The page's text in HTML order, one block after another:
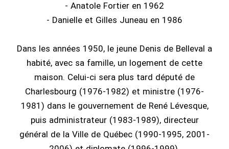
- Anatole Fortier en 1962
- Danielle et Gilles Juneau en 1986
Dans les années 1950, le jeune Denis de Belleval a
habité, avec sa famille, un logement de cette
maison. Celui-ci sera plus tard député de
Charlesbourg (1976-1982) et ministre (1976-
1981) dans le gouvernement de René Lévesque,
puis administrateur (1983-1989), directeur
général de la Ville de Québec (1990-1995, 2001-